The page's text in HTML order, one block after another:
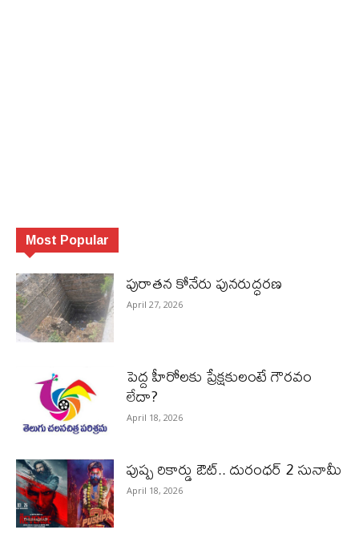
Most Popular
పురాత‌న కోనేరు పున‌రుద్ధ‌ర‌ణ
April 27, 2026
పెద్ద హీరోల‌కు ప్రేక్ష‌కులంటే గౌర‌వం
లేదా?
April 18, 2026
పుష్ప రికార్డు ఔట్‌.. దురంధ‌ర్ 2 సునామీ
April 18, 2026